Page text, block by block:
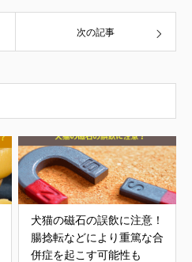
次の記事
犬猫の磁石の誤飲に注意！
腸捻転などにより重篤な合
併症を起こす可能性も